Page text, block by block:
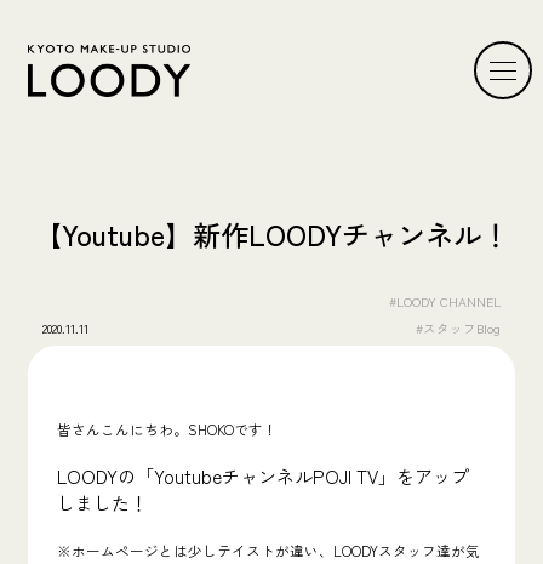
【Youtube】新作LOODYチャンネル！
2020.11.11
#LOODY CHANNEL
#スタッフBlog
皆さんこんにちわ。SHOKOです！
LOODYの「YoutubeチャンネルPOJI TV」をアップ
しました！
※ホームページとは少しテイストが違い、LOODYスタッフ達が気